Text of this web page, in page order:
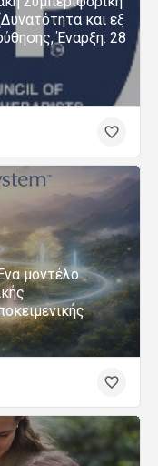
με τη Φύση
Επαγγελματική
Συμπεριφορική
online,